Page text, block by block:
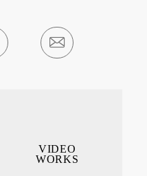
VIDEO
WORKS